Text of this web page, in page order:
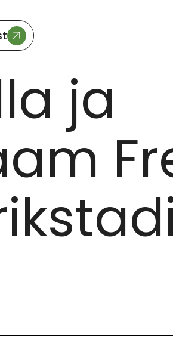
ja